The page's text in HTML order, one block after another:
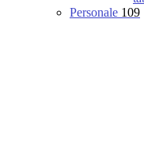
Personale 109